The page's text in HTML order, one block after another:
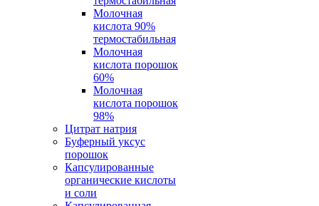
Молочная
кислота 90%
термостабильная
Молочная
кислота порошок
60%
Молочная
кислота порошок
98%
Цитрат натрия
Буферный уксус
порошок
Капсулированные
органические кислоты
и соли